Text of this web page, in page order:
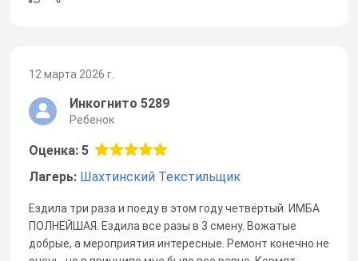
12 марта 2026 г.
Инкогнито 5289
Ребенок
Оценка: 5
Лагерь: Шахтинский Текстильщик
Ездила три раза и поеду в этом году четвёртый. ИМБА
ПОЛНЕЙШАЯ. Ездила все разы в 3 смену. Вожатые
добрые, а мероприятия интересные. Ремонт конечно не